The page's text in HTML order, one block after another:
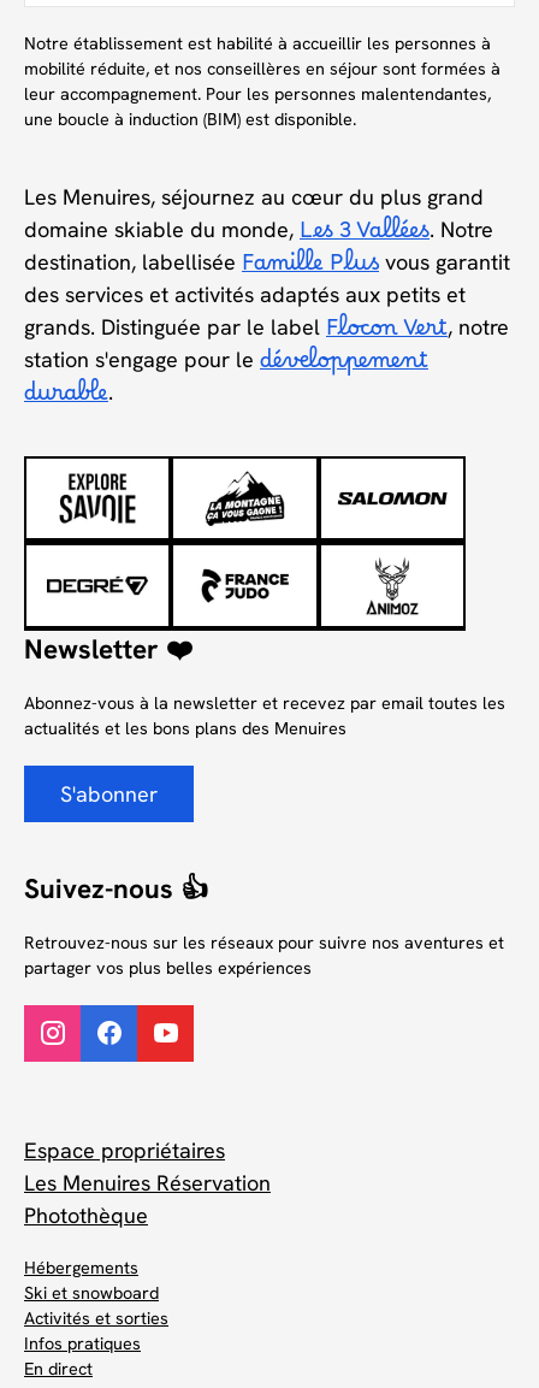
Notre établissement est habilité à accueillir les personnes à
mobilité réduite, et nos conseillères en séjour sont formées à
leur accompagnement. Pour les personnes malentendantes,
une boucle à induction (BIM) est disponible.
Les Menuires, séjournez au cœur du plus grand
domaine skiable du monde, Les 3 Vallées. Notre
destination, labellisée Famille Plus vous garantit
des services et activités adaptés aux petits et
grands. Distinguée par le label Flocon Vert, notre
station s'engage pour le développement
durable.
Newsletter ❤️
Abonnez-vous à la newsletter et recevez par email toutes les
actualités et les bons plans des Menuires
S'abonner
Suivez-nous 👍
Retrouvez-nous sur les réseaux pour suivre nos aventures et
partager vos plus belles expériences
Espace propriétaires
Les Menuires Réservation
Photothèque
Hébergements
Ski et snowboard
Activités et sorties
Infos pratiques
En direct